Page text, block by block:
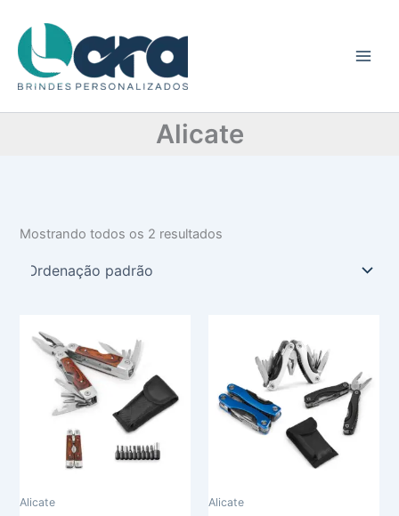
para
conteúdo
Alicate
t
e
r
Mostrando todos os 2 resultados
Alicate Alicate